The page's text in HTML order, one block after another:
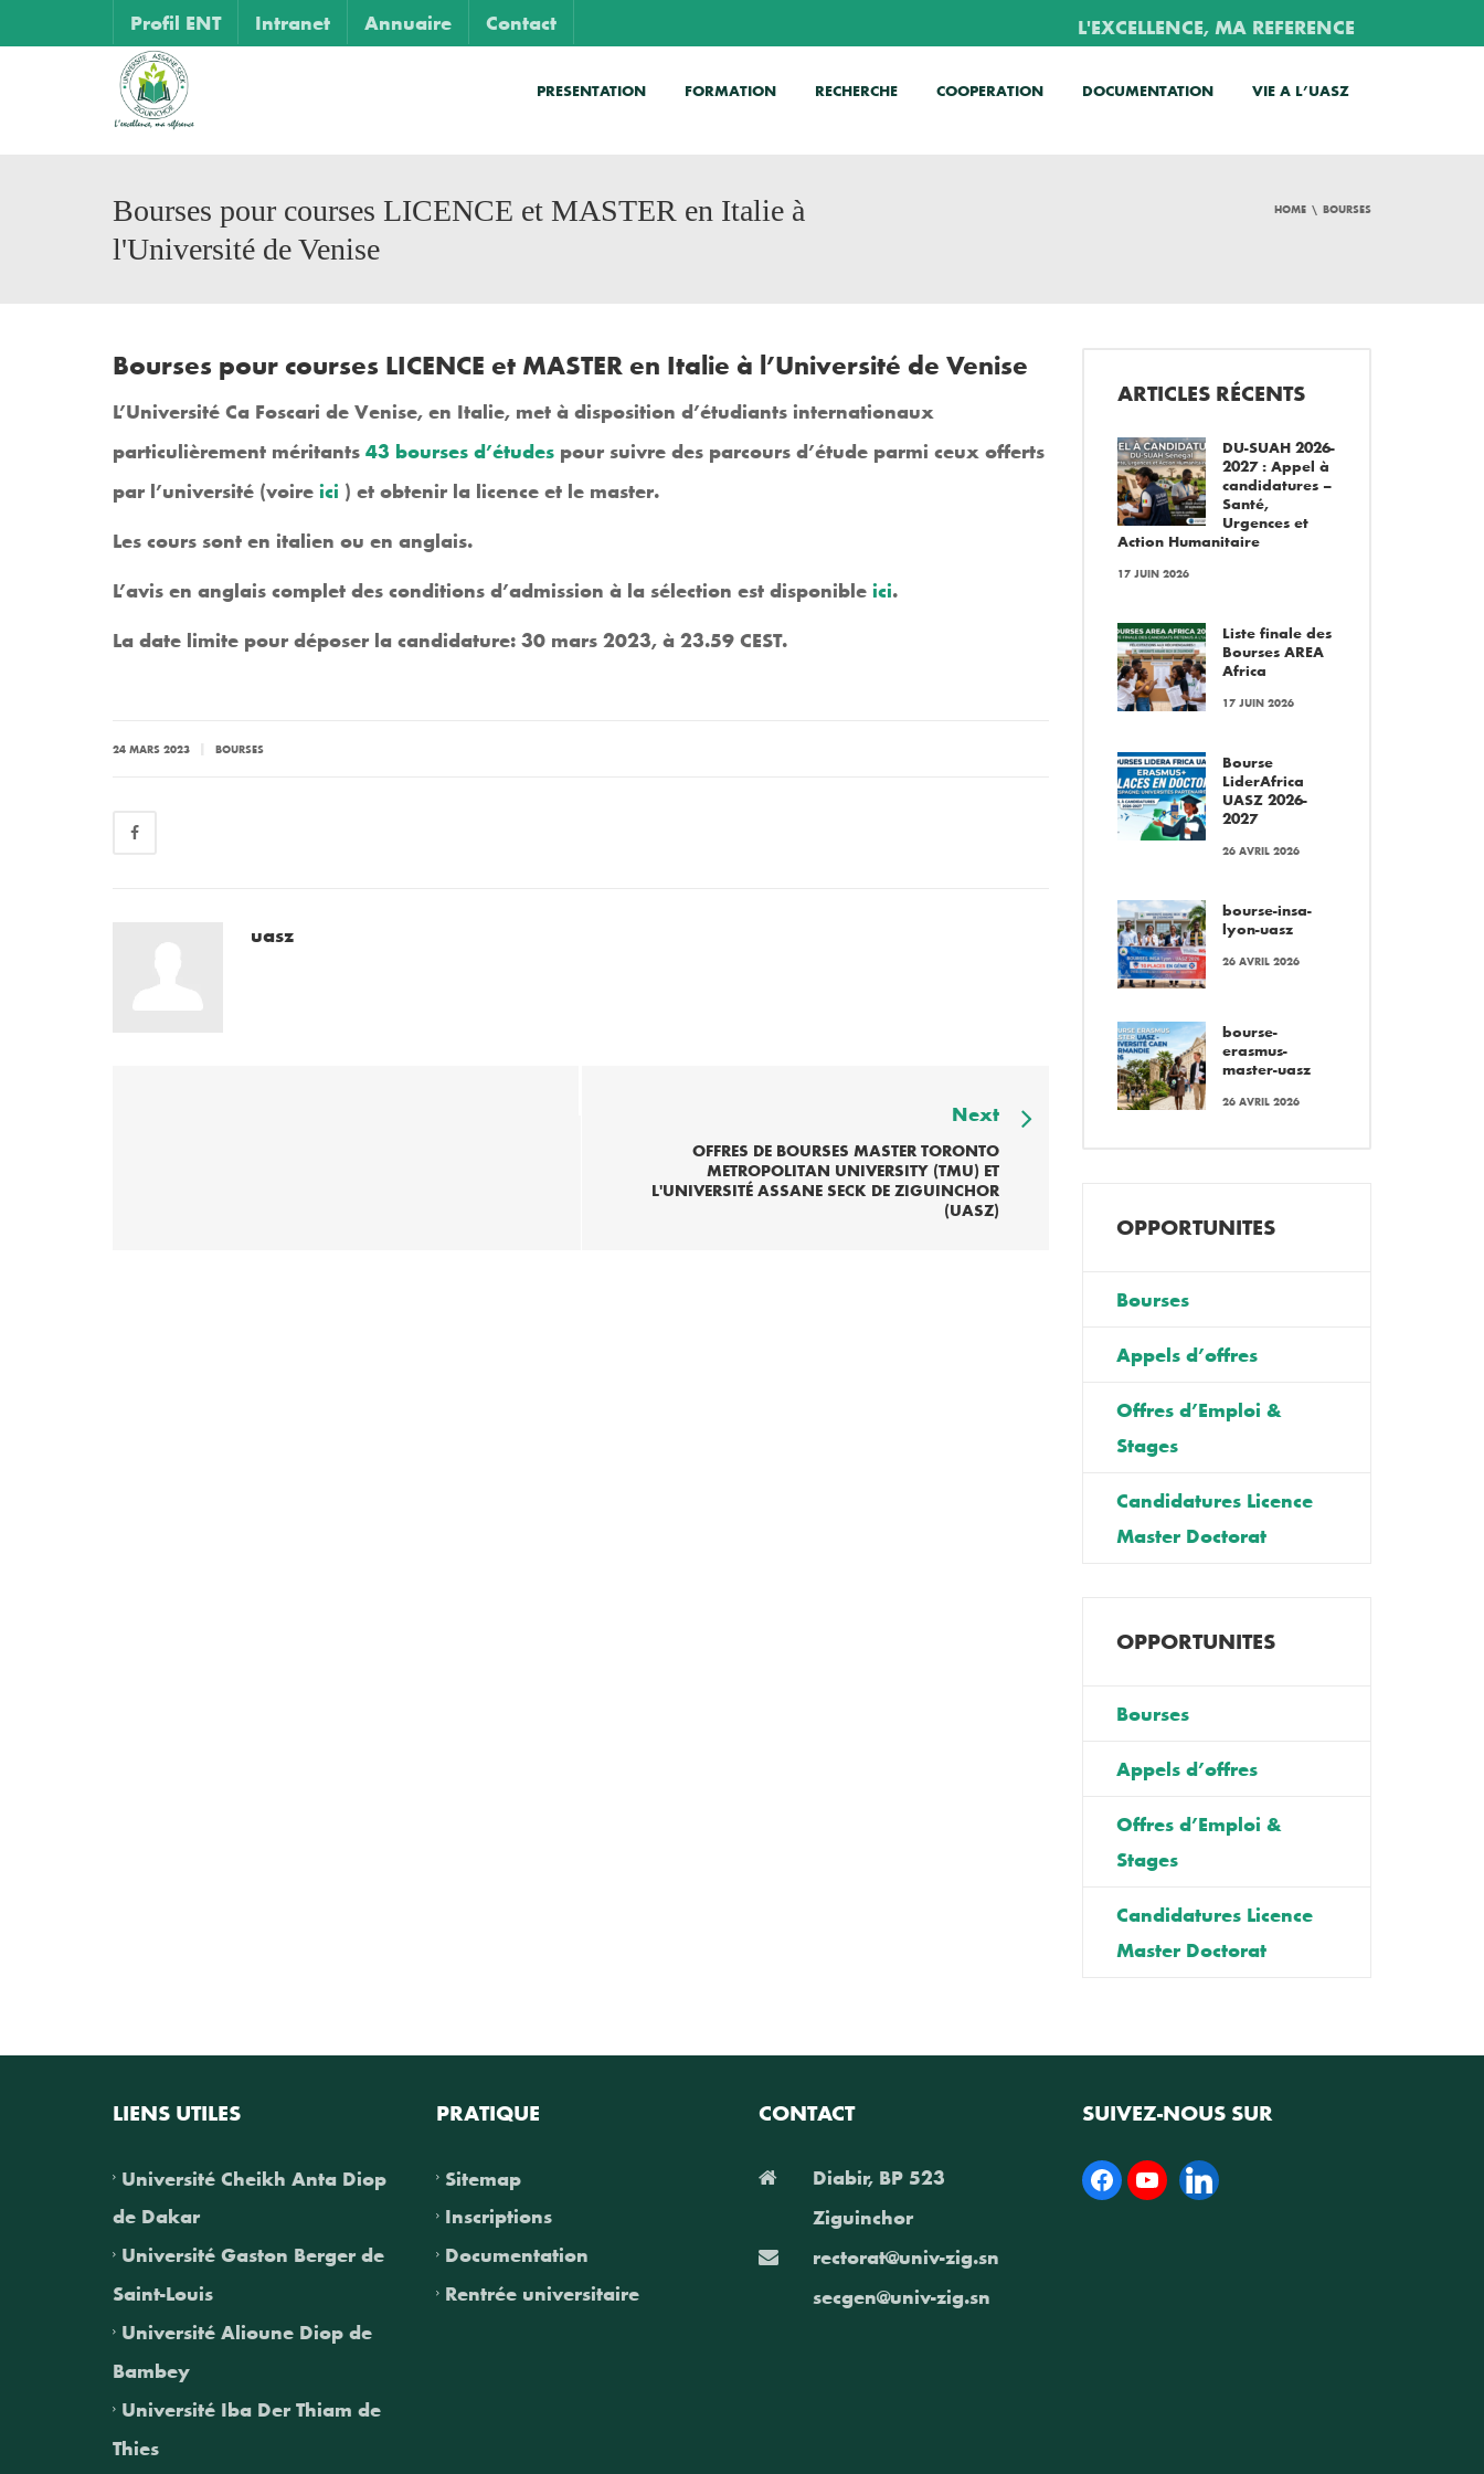
Profil ENT Intranet Annuaire Contact L'EXCELLENCE, MA REFERENCE
PRESENTATION FORMATION RECHERCHE COOPERATION DOCUMENTATION VIE A L’UASZ
Bourses pour courses LICENCE et MASTER en Italie à
l'Université de Venise
HOME BOURSES
Bourses pour courses LICENCE et MASTER en Italie à l’Université de Venise
L’Université Ca Foscari de Venise, en Italie, met à disposition d’étudiants internationaux
particulièrement méritants 43 bourses d’études pour suivre des parcours d’étude parmi ceux offerts
par l’université (voire ici ) et obtenir la licence et le master.
Les cours sont en italien ou en anglais.
L’avis en anglais complet des conditions d’admission à la sélection est disponible ici.
La date limite pour déposer la candidature: 30 mars 2023, à 23.59 CEST.
24 MARS 2023 BOURSES
uasz
Next
OFFRES DE BOURSES MASTER TORONTO
METROPOLITAN UNIVERSITY (TMU) ET
L'UNIVERSITÉ ASSANE SECK DE ZIGUINCHOR
(UASZ)
ARTICLES RÉCENTS
DU-SUAH 2026-
2027 : Appel à
candidatures –
Santé,
Urgences et
Action Humanitaire
17 JUIN 2026
Liste finale des
Bourses AREA
Africa
17 JUIN 2026
Bourse
LiderAfrica
UASZ 2026-
2027
26 AVRIL 2026
bourse-insa-
lyon-uasz
26 AVRIL 2026
bourse-
erasmus-
master-uasz
26 AVRIL 2026
OPPORTUNITES
Bourses
Appels d’offres
Offres d’Emploi &
Stages
Candidatures Licence
Master Doctorat
OPPORTUNITES
Bourses
Appels d’offres
Offres d’Emploi &
Stages
Candidatures Licence
Master Doctorat
LIENS UTILES
Université Cheikh Anta Diop
de Dakar
Université Gaston Berger de
Saint-Louis
Université Alioune Diop de
Bambey
Université Iba Der Thiam de
Thies
PRATIQUE
Sitemap
Inscriptions
Documentation
Rentrée universitaire
CONTACT
Diabir, BP 523
Ziguinchor
rectorat@univ-zig.sn
secgen@univ-zig.sn
SUIVEZ-NOUS SUR
Facebook
YouTubeLinkedin